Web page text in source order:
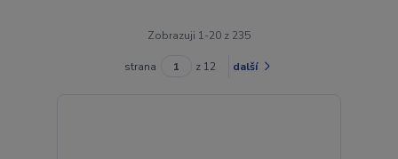
Zobrazuji 1-20 z 235
strana z 12 další